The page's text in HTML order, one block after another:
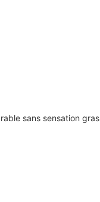
sans sensation